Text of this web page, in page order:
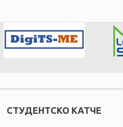
СТУДЕНТСКО КАТЧЕ